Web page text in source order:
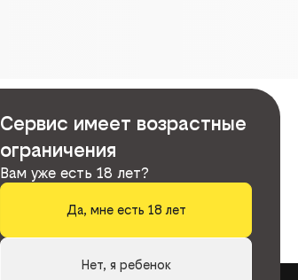
Сервис имеет возрастные
ограничения
Вам уже есть 18 лет?
Да, мне есть 18 лет
Нет, я ребенок